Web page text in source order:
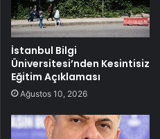
İstanbul Bilgi
Üniversitesi’nden Kesintisiz
Eğitim Açıklaması
Ağustos 10, 2026